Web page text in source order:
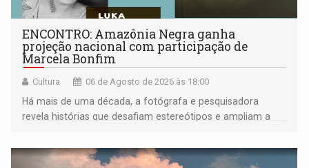
ENCONTRO: Amazônia Negra ganha
projeção nacional com participação de
Marcela Bonfim
Cultura 06 de Agosto de 2026 às 18:00
Há mais de uma década, a fotógrafa e pesquisadora
revela histórias que desafiam estereótipos e ampliam a
negras